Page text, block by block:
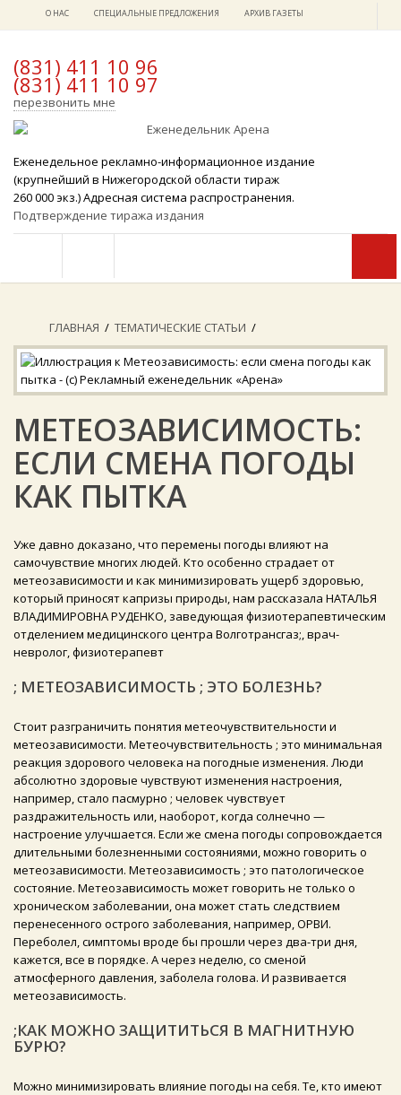
О НАС СПЕЦИАЛЬНЫЕ ПРЕДЛОЖЕНИЯ АРХИВ ГАЗЕТЫ
x
(831) 411 10 96
(831) 411 10 97
перезвонить мне
Еженедельное рекламно-информационное издание
(крупнейший в Нижегородской области тираж
260 000 экз.) Адресная система распространения.
Подтверждение тиража издания
ГЛАВНАЯ / ТЕМАТИЧЕСКИЕ СТАТЬИ /
МЕТЕОЗАВИСИМОСТЬ:
ЕСЛИ СМЕНА ПОГОДЫ
КАК ПЫТКА
Уже давно доказано, что перемены погоды влияют на
самочувствие многих людей. Кто особенно страдает от
метеозависимости и как минимизировать ущерб здоровью,
который приносят капризы природы, нам рассказала НАТАЛЬЯ
ВЛАДИМИРОВНА РУДЕНКО, заведующая физиотерапевтическим
отделением медицинского центра Волготрансгаз;, врач-
невролог, физиотерапевт
; МЕТЕОЗАВИСИМОСТЬ ; ЭТО БОЛЕЗНЬ?
Стоит разграничить понятия метеочувствительности и
метеозависимости. Метеочувствительность ; это минимальная
реакция здорового человека на погодные изменения. Люди
абсолютно здоровые чувствуют изменения настроения,
например, стало пасмурно ; человек чувствует
раздражительность или, наоборот, когда солнечно —
настроение улучшается. Если же смена погоды сопровождается
длительными болезненными состояниями, можно говорить о
метеозависимости. Метеозависимость ; это патологическое
состояние. Метеозависимость может говорить не только о
хроническом заболевании, она может стать следствием
перенесенного острого заболевания, например, ОРВИ.
Переболел, симптомы вроде бы прошли через два-три дня,
кажется, все в порядке. А через неделю, со сменой
атмосферного давления, заболела голова. И развивается
метеозависимость.
;КАК МОЖНО ЗАЩИТИТЬСЯ В МАГНИТНУЮ
БУРЮ?
Можно минимизировать влияние погоды на себя. Те, кто имеют